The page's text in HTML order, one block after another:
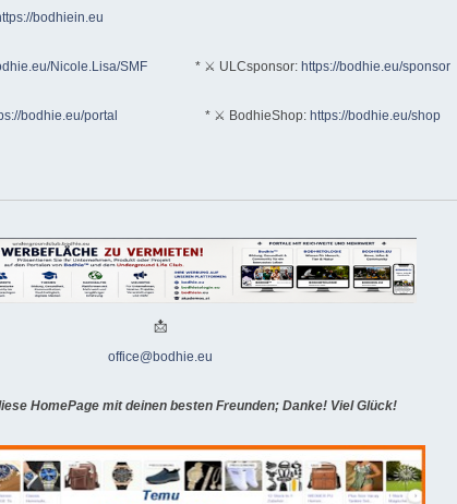
bodhiein.eu
Nicole.Lisa/SMF * ⚔ ULCsponsor: https://bodhie.eu/sponsor
bodhie.eu/portal * ⚔ BodhieShop: https://bodhie.eu/shop
📩
office@bodhie.eu
HomePage mit deinen besten Freunden; Danke! Viel Glück!